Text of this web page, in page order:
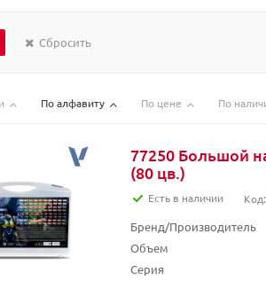
Сбросить
По алфавиту По цене По
77250 Большой
(80 цв.)
Есть в наличии
Бренд/Производитель
Объем
Серия